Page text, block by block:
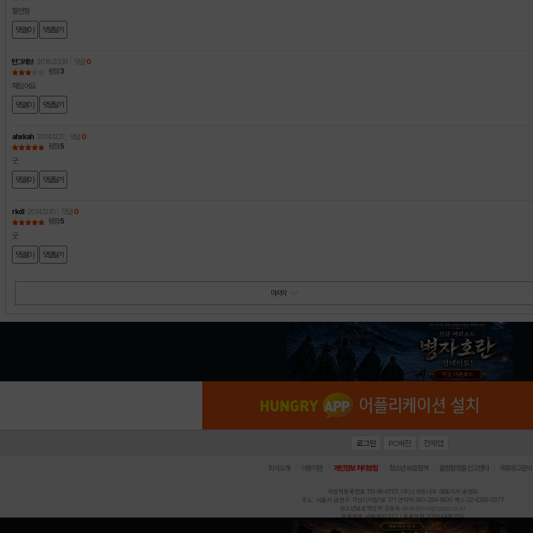
할만함
댓글(0 ) 댓글달기
탄그레브 2016.03.16 댓글 0
평점 3
재밌어요
댓글(0 ) 댓글달기
ahxkah 2014.12.11 댓글 0
평점 5
굿
댓글(0 ) 댓글달기
rkdl 2014.12.10 댓글 0
평점 5
굿
댓글(0 ) 댓글달기
마지막
로그인 PC버전 전체앱
회사소개 이용약관 개인정보 처리방침 청소년 보호정책 불법촬영물 신고센터 제휴광고문의
사업자등록번호:119-86-61101 (주)스마트나우 대표이사:송현두
주소: 서울시 금천구 가산디지털1로 171 연락처:063-284-8635 팩스:02-6265-0377
청소년보호책임자:김동욱 desk@hungryapp.co.kr
등록번호:서울아02322 | 등록일자:2016년4월25일
발행인:(주)스마트나우 송현두 | 편집인:김동욱